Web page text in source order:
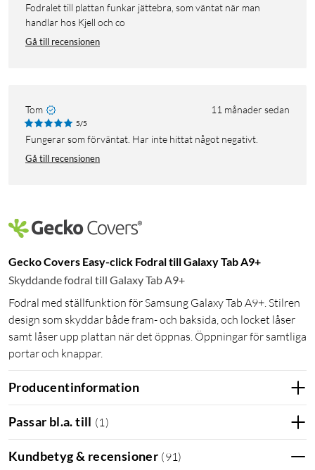
Fodralet till plattan funkar jättebra, som väntat när man
handlar hos Kjell och co
Gå till recensionen
Tom 11 månader sedan
5/5
Fungerar som förväntat. Har inte hittat något negativt.
Gå till recensionen
Gecko Covers Easy-click Fodral till Galaxy Tab A9+
Skyddande fodral till Galaxy Tab A9+
Fodral med ställfunktion för Samsung Galaxy Tab A9+. Stilren
design som skyddar både fram- och baksida, och locket låser
samt låser upp plattan när det öppnas. Öppningar för samtliga
portar och knappar.
Producentinformation
Passar bl.a. till (1)
Kundbetyg & recensioner (91)